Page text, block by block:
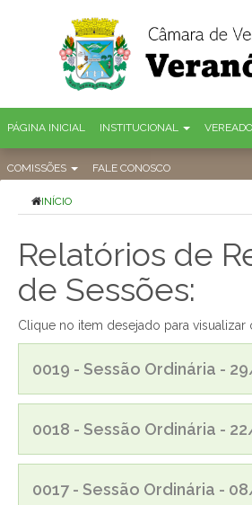
PÁGINA INICIAL INSTITUCIONAL
COMISSÕES FALE CONOSCO
INÍCIO
Relatórios de
de Sessões:
Clique no item desejado para visualizar
0019 - Sessão Ordinária -
0018 - Sessão Ordinária -
0017 - Sessão Ordinária -